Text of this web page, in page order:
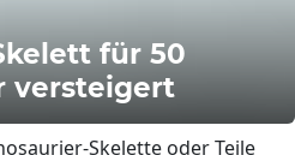
für 50
versteigert
Skelette oder Teile